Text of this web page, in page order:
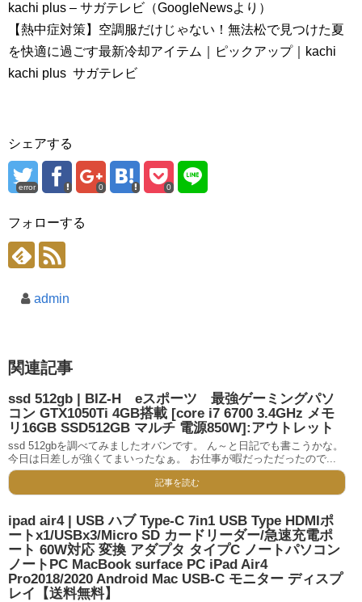
kachi plus – サガテレビ（GoogleNewsより）
【熱中症対策】空調服だけじゃない！無法松で見つけた夏
を快適に過ごす最新冷却アイテム｜ピックアップ｜kachi
kachi plus サガテレビ
シェアする
error 0 0
フォローする
admin
関連記事
ssd 512gb | BIZ-H eスポーツ 最強ゲーミングパソ
コン GTX1050Ti 4GB搭載 [core i7 6700 3.4GHz メモ
リ16GB SSD512GB マルチ 電源850W]:アウトレット
ssd 512gbを調べてみましたオバンです。 ん～と日記でも書こうかな。
今日は日差しが強くてまいったなぁ。 お仕事が暇だっただったので...
記事を読む
ipad air4 | USB ハブ Type-C 7in1 USB Type HDMIポ
ートx1/USBx3/Micro SD カードリーダー/急速充電ポ
ート 60W対応 変換 アダプタ タイプC ノートパソコン
ノートPC MacBook surface PC iPad Air4
Pro2018/2020 Android Mac USB-C モニター ディスプ
レイ【送料無料】